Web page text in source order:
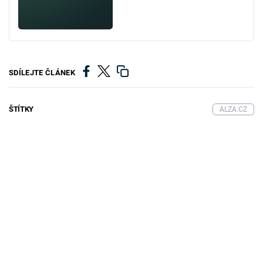
SDÍLEJTE ČLÁNEK
ŠTÍTKY ALZA.CZ